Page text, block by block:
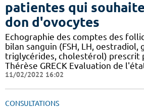
patientes qui
don d'ovocytes
Echographie des comptes des
bilan sanguin (FSH, LH, oestradiol,
triglycérides, cholestérol) prescrit
Thérèse GRECK Evaluation de
11/02/2022 16:02
CONSULTATIONS